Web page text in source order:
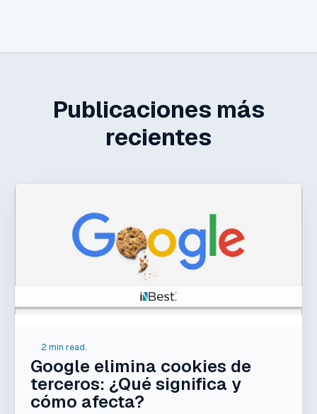
Publicaciones más
recientes
2 min read.
Google elimina cookies de
terceros: ¿Qué significa y
cómo afecta?